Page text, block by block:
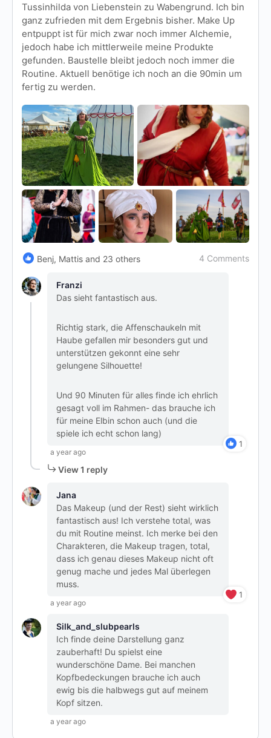
Tussinhilda von Liebenstein zu Wabengrund. Ich bin
ganz zufrieden mit dem Ergebnis bisher. Make Up
entpuppt ist für mich zwar noch immer Alchemie,
jedoch habe ich mittlerweile meine Produkte
gefunden. Baustelle bleibt jedoch noch immer die
Routine. Aktuell benötige ich noch an die 90min um
fertig zu werden.
Benj, Mattis and 23 others 4 Comments
Franzi
Das sieht fantastisch aus.
Richtig stark, die Affenschaukeln mit
Haube gefallen mir besonders gut und
unterstützen gekonnt eine sehr
gelungene Silhouette!
Und 90 Minuten für alles finde ich ehrlich
gesagt voll im Rahmen- das brauche ich
für meine Elbin schon auch (und die
spiele ich echt schon lang)
1
a year ago
View 1 reply
Jana
Das Makeup (und der Rest) sieht wirklich
fantastisch aus! Ich verstehe total, was
du mit Routine meinst. Ich merke bei den
Charakteren, die Makeup tragen, total,
dass ich genau dieses Makeup nicht oft
genug mache und jedes Mal überlegen
muss.
1
a year ago
Silk_and_slubpearls
Ich finde deine Darstellung ganz
zauberhaft! Du spielst eine
wunderschöne Dame. Bei manchen
Kopfbedeckungen brauche ich auch
ewig bis die halbwegs gut auf meinem
Kopf sitzen.
a year ago